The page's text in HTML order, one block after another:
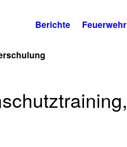
Berichte Feuerwehr